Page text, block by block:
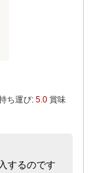
ち運び: 5.0 賞味
するのです